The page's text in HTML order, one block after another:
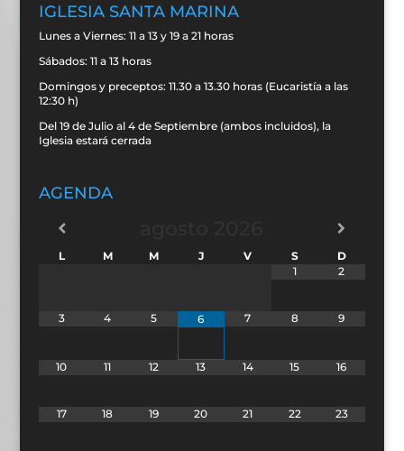
IGLESIA SANTA MARINA
Lunes a Viernes: 11 a 13 y 19 a 21 horas
Sábados: 11 a 13 horas
Domingos y preceptos: 11.30 a 13.30 horas (Eucaristía a las
12:30 h)
Del 19 de Julio al 4 de Septiembre (ambos incluidos), la
Iglesia estará cerrada
AGENDA
L M M J V S
D
1
2
3 4 5 6 7 8 9
10 11 12 13 14 15 16
17 18 19 20 21 22 23